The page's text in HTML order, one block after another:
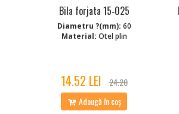
Bila forjata 15‑025
Diametru ?(mm): 60
Material: Otel plin
14.52 LEI 24.20
Adaugă în coș